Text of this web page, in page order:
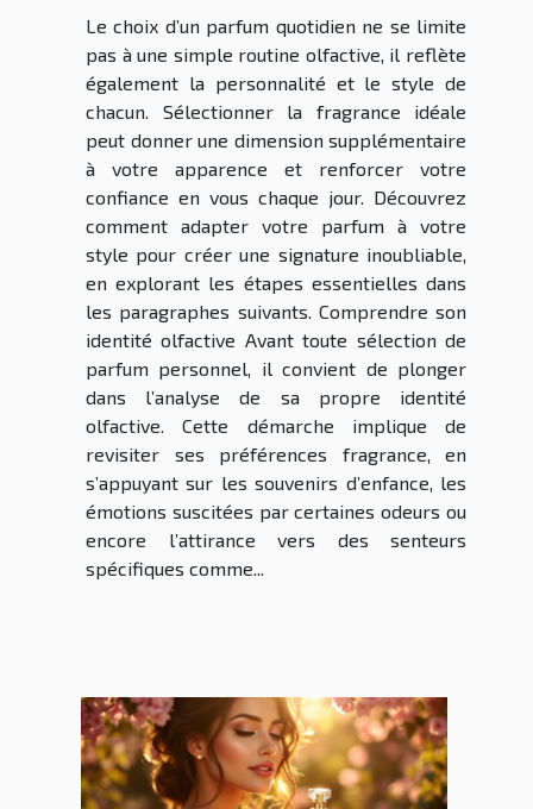
Le choix d’un parfum quotidien ne se limite
pas à une simple routine olfactive, il reflète
également la personnalité et le style de
chacun. Sélectionner la fragrance idéale
peut donner une dimension supplémentaire
à votre apparence et renforcer votre
confiance en vous chaque jour. Découvrez
comment adapter votre parfum à votre
style pour créer une signature inoubliable,
en explorant les étapes essentielles dans
les paragraphes suivants. Comprendre son
identité olfactive Avant toute sélection de
parfum personnel, il convient de plonger
dans l’analyse de sa propre identité
olfactive. Cette démarche implique de
revisiter ses préférences fragrance, en
s’appuyant sur les souvenirs d’enfance, les
émotions suscitées par certaines odeurs ou
encore l’attirance vers des senteurs
spécifiques comme...